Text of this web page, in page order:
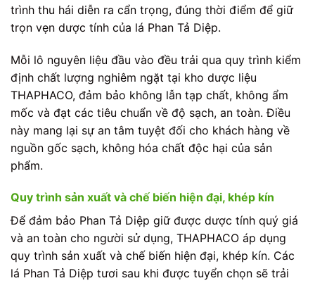
trình thu hái diễn ra cẩn trọng, đúng thời điểm để giữ
trọn vẹn dược tính của lá Phan Tả Diệp.
Mỗi lô nguyên liệu đầu vào đều trải qua quy trình kiểm
định chất lượng nghiêm ngặt tại kho dược liệu
THAPHACO, đảm bảo không lẫn tạp chất, không ẩm
mốc và đạt các tiêu chuẩn về độ sạch, an toàn. Điều
này mang lại sự an tâm tuyệt đối cho khách hàng về
nguồn gốc sạch, không hóa chất độc hại của sản
phẩm.
Quy trình sản xuất và chế biến hiện đại, khép kín
Để đảm bảo Phan Tả Diệp giữ được dược tính quý giá
và an toàn cho người sử dụng, THAPHACO áp dụng
quy trình sản xuất và chế biến hiện đại, khép kín. Các
lá Phan Tả Diệp tươi sau khi được tuyển chọn sẽ trải